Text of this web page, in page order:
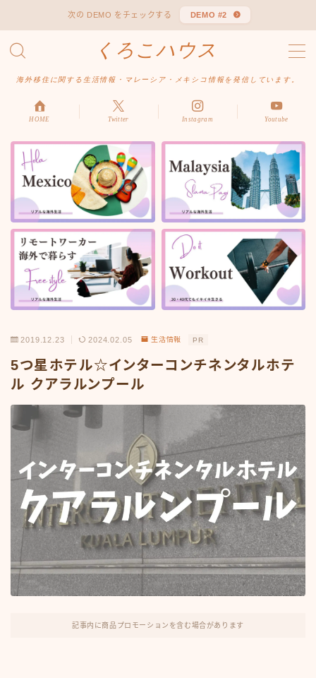
次の DEMO をチェックする DEMO #2
くろこハウス
海外移住に関する生活情報・マレーシア・メキシコ情報を発信しています。
MENU
デモプリセット記事 #1
デモプリセット記事 Part04
デモプリセット記事 Part06
利用規約／特定商取引法に基づく表記
有料記事の決済完了ページ
はじめての方へ
HOME Twitter Instagram Youtube
2019.12.23 2024.02.05 生活情報 PR
5つ星ホテル☆インターコンチネンタルホテ
ル クアラルンプール
記事内に商品プロモーションを含む場合があります